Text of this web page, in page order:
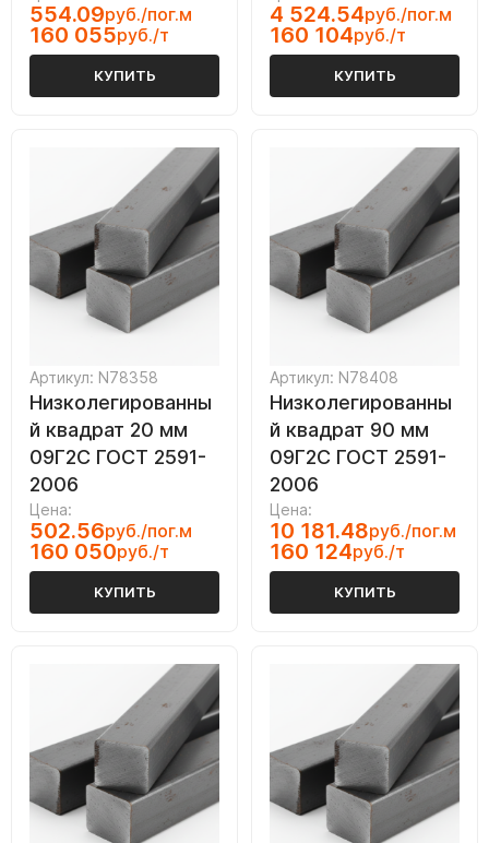
554.09руб./пог.м
160 055руб./т
КУПИТЬ
4 524.54руб./пог.м
160 104руб./т
КУПИТЬ
Артикул: N78358
Низколегированны
й квадрат 20 мм
09Г2С ГОСТ 2591-
2006
Цена:
502.56руб./пог.м
160 050руб./т
КУПИТЬ
Артикул: N78408
Низколегированны
й квадрат 90 мм
09Г2С ГОСТ 2591-
2006
Цена:
10 181.48руб./пог.м
160 124руб./т
КУПИТЬ